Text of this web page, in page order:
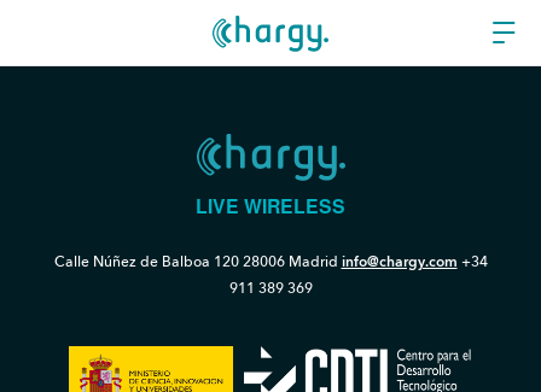
LIVE WIRELESS
Calle Núñez de Balboa 12028006 Madrid info@chargy.com +34
911 389 369